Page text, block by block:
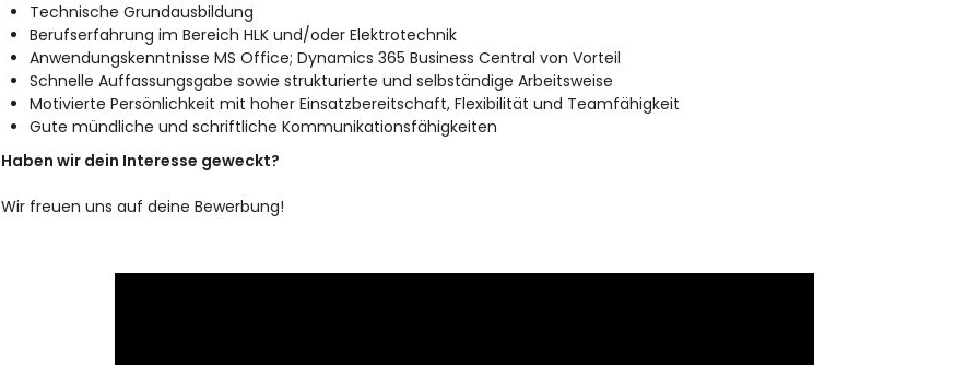
Technische Grundausbildung
Berufserfahrung im Bereich HLK und/oder Elektrotechnik
Anwendungskenntnisse MS Office; Dynamics 365 Business Central von Vorteil
Schnelle Auffassungsgabe sowie strukturierte und selbständige Arbeitsweise
Motivierte Persönlichkeit mit hoher Einsatzbereitschaft, Flexibilität und Teamfähigkeit
Gute mündliche und schriftliche Kommunikationsfähigkeiten
Haben wir dein Interesse geweckt?
Wir freuen uns auf deine Bewerbung!